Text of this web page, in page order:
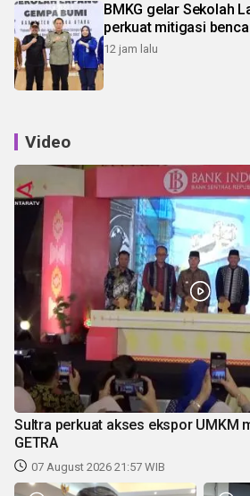
BMKG gelar Sekolah
perkuat mitigasi
12 jam lalu
Video
Sultra perkuat akses ekspor UMKM
GETRA
07 August 2026 21:57 WIB